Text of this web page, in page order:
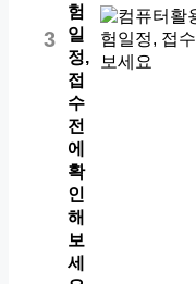
3
험
일
정,
접
수
전
에
확
인
해
보
세